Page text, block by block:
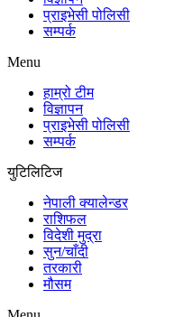
प्राइभेसी पोलिसी
सम्पर्क
Menu
हाम्रो टीम
विज्ञापन
प्राइभेसी पोलिसी
सम्पर्क
युटिलिटिज
नेपाली क्यालेन्डर
राशिफल
विदेशी मुद्रा
सुन/चाँदी
तरकारी
मौसम